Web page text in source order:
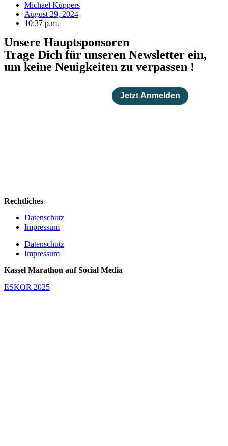
Michael Küppers
August 29, 2024
10:37 p.m.
Unsere Hauptsponsoren
Trage Dich für unseren Newsletter ein,
um keine Neuigkeiten zu verpassen !
Rechtliches
Datenschutz
Impressum
Datenschutz
Impressum
Kassel Marathon auf Social Media
ESKOR 2025